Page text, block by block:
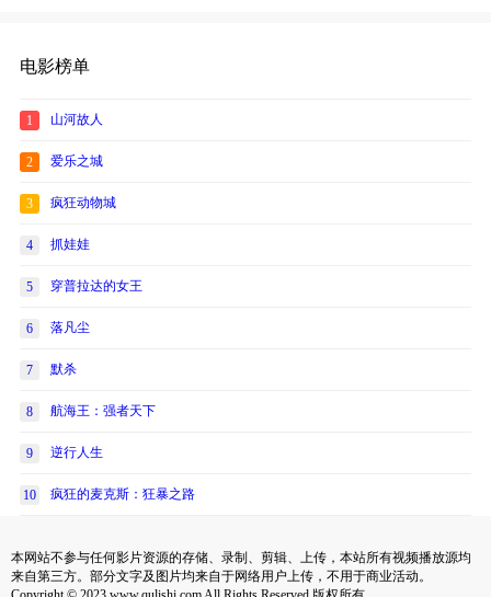
电影榜单
1 山河故人
2 爱乐之城
3 疯狂动物城
4 抓娃娃
5 穿普拉达的女王
6 落凡尘
7 默杀
8 航海王：强者天下
9 逆行人生
10 疯狂的麦克斯：狂暴之路
本网站不参与任何影片资源的存储、录制、剪辑、上传，本站所有视频播放源均
来自第三方。部分文字及图片均来自于网络用户上传，不用于商业活动。